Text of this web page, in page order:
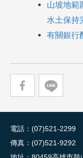
山坡地範
水土保持
有關銀行
電話
(07)521-2299
傳真
(07)521-9292